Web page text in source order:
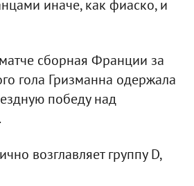
иначе, как фиаско, и
сборная Франции за
гола Гризманна одержала
победу над
возглавляет группу D,